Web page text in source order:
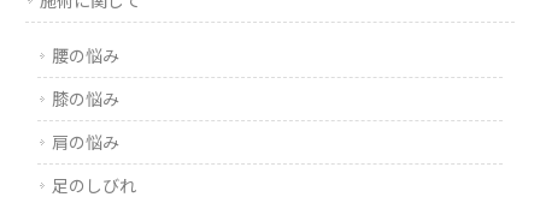
腰の悩み
膝の悩み
肩の悩み
足のしびれ